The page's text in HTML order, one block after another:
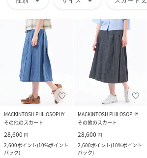
MACKINTOSH PHILOSOPHY
その他のスカート
28,600 円
2,600ポイント(10%ポイント
バック)
MACKINTOSH PHILOSOPHY
その他のスカート
28,600 円
2,600ポイント(10%ポイント
バック)